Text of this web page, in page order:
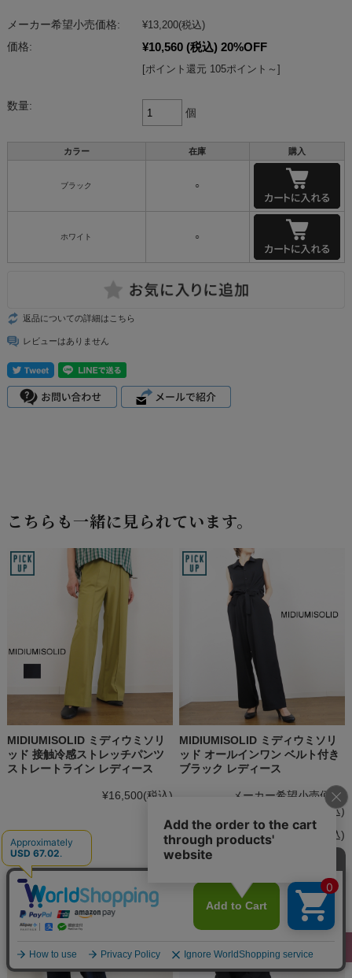
メーカー希望小売価格: ¥13,200(税込)
価格:
¥10,560 (税込) 20%OFF
[ポイント還元 105ポイント～]
数量:
個
カラー 在庫 購入
ブラック ○
ホワイト ○
返品についての詳細はこちら
レビューはありません
こちらも一緒に見られています。
MIDIUMISOLID ミディウミソリ
ッド 接触冷感ストレッチパンツ
ストレートライン レディース
¥16,500(税込)
MIDIUMISOLID ミディウミソリ
ッド オールインワン ベルト付き
ブラック レディース
メーカー希望小売価格:
(税込)
(税込)